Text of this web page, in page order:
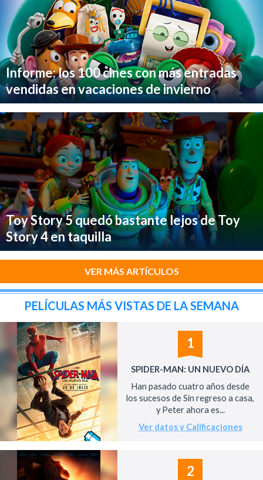
Informe: los 100 cines con más entradas
vendidas en vacaciones de invierno
Toy Story 5 quedó bastante lejos de Toy
Story 4 en taquilla
VER MÁS ARTÍCULOS
PELÍCULAS MÁS VISTAS DE LA SEMANA
1
SPIDER-MAN: UN NUEVO DÍA
Han pasado cuatro años desde
los sucesos de Sin regreso a casa,
y Peter ahora es...
Ver datos y Calificaciones
2